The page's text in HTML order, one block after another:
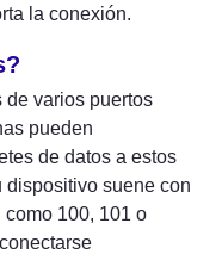
la conexión.
de varios puertos
pueden
de datos a estos
dispositivo suene con
100, 101 o